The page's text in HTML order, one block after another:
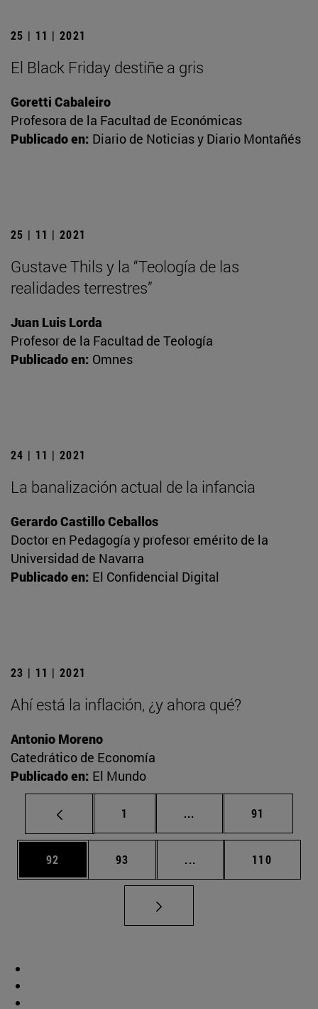
25 | 11 | 2021
El Black Friday destiñe a gris
Goretti Cabaleiro
Profesora de la Facultad de Económicas
Publicado en: Diario de Noticias y Diario Montañés
25 | 11 | 2021
Gustave Thils y la “Teología de las
realidades terrestres”
Juan Luis Lorda
Profesor de la Facultad de Teología
Publicado en: Omnes
24 | 11 | 2021
La banalización actual de la infancia
Gerardo Castillo Ceballos
Doctor en Pedagogía y profesor emérito de la
Universidad de Navarra
Publicado en: El Confidencial Digital
23 | 11 | 2021
Ahí está la inflación, ¿y ahora qué?
Antonio Moreno
Catedrático de Economía
Publicado en: El Mundo
Página
1 ... Páginas intermedias
Página
91
Página
92 Página
93 ... Páginas intermedias
Página
110